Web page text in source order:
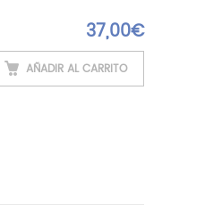
37,00€
AÑADIR AL CARRITO